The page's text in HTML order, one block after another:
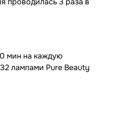
мин на каждую
лампами Pure Beauty